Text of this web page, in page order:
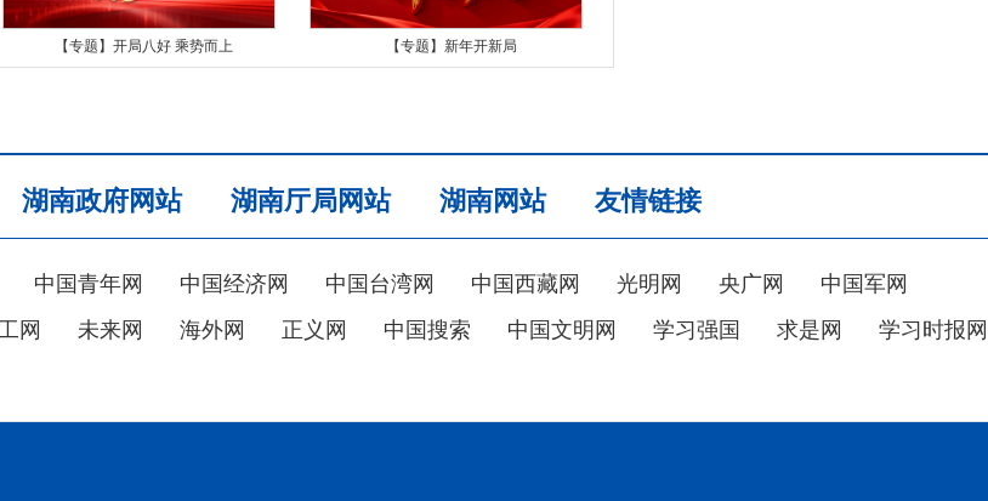
【专题】开局八好 乘势而上 【专题】新年开新局
湖南政府网站 湖南厅局网站 湖南网站 友情链接
中国青年网 中国经济网 中国台湾网 中国西藏网 光明网 央广网
中国军网
网 未来网 海外网 正义网 中国搜索 中国文明网 学习强国 求是网
学习时报网